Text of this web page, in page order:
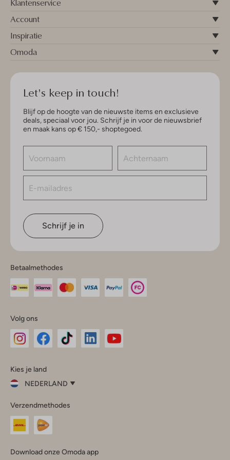
Klantenservice
Account
Inspiratie
Omoda
Let's keep in touch!
Blijf op de hoogte van de nieuwste items en exclusieve
deals, speciaal voor jou. Schrijf je in voor de nieuwsbrief
en maak kans op € 150,- shoptegoed.
Schrijf je in
Betaalmethodes
Volg ons
InstagramFacebook
Kies je land
NEDERLAND
je
land
Nederland
Verzendmethodes
Download onze Omoda app